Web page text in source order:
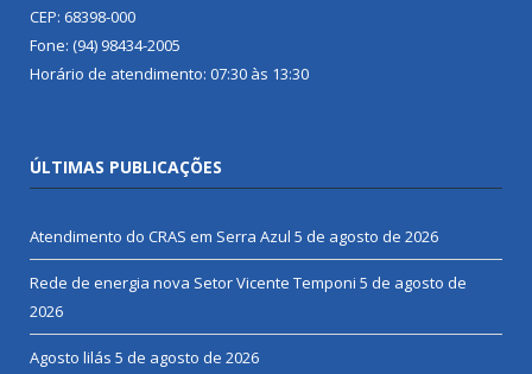
CEP: 68398-000
Fone: (94) 98434-2005
Horário de atendimento: 07:30 às 13:30
ÚLTIMAS PUBLICAÇÕES
Atendimento do CRAS em Serra Azul 5 de agosto de 2026
Rede de energia nova Setor Vicente Temponi 5 de agosto de
2026
Agosto lilás 5 de agosto de 2026